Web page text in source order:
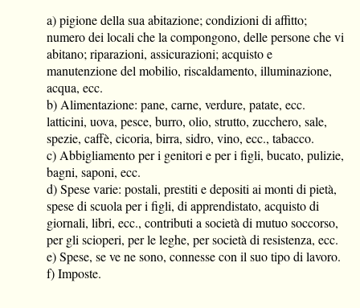
a) pigione della sua abitazione; condizioni di affitto;
numero dei locali che la compongono, delle persone che vi
abitano; riparazioni, assicurazioni; acquisto e
manutenzione del mobilio, riscaldamento, illuminazione,
acqua, ecc.
b) Alimentazione: pane, carne, verdure, patate, ecc.
latticini, uova, pesce, burro, olio, strutto, zucchero, sale,
spezie, caffè, cicoria, birra, sidro, vino, ecc., tabacco.
c) Abbigliamento per i genitori e per i figli, bucato, pulizie,
bagni, saponi, ecc.
d) Spese varie: postali, prestiti e depositi ai monti di pietà,
spese di scuola per i figli, di apprendistato, acquisto di
giornali, libri, ecc., contributi a società di mutuo soccorso,
per gli scioperi, per le leghe, per società di resistenza, ecc.
e) Spese, se ve ne sono, connesse con il suo tipo di lavoro.
f) Imposte.